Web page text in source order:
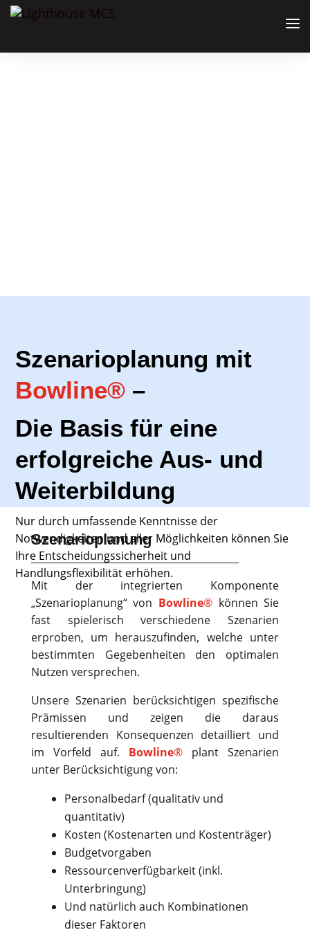
Szenarioplanung mit
Bowline® –
Die Basis für eine
erfolgreiche Aus- und
Weiterbildung
Nur durch umfassende Kenntnisse der
Notwendigkeiten und aller Möglichkeiten können Sie
Ihre Entscheidungssicherheit und
Handlungsflexibilität erhöhen.
Szenarioplanung
Mit der integrierten Komponente
„Szenarioplanung“ von Bowline® können Sie
fast spielerisch verschiedene Szenarien
erproben, um herauszufinden, welche unter
bestimmten Gegebenheiten den optimalen
Nutzen versprechen.
Unsere Szenarien berücksichtigen spezifische
Prämissen und zeigen die daraus
resultierenden Konsequenzen detailliert und
im Vorfeld auf. Bowline® plant Szenarien
unter Berücksichtigung von:
Personalbedarf (qualitativ und
quantitativ)
Kosten (Kostenarten und Kostenträger)
Budgetvorgaben
Ressourcenverfügbarkeit (inkl.
Unterbringung)
Und natürlich auch Kombinationen
dieser Faktoren